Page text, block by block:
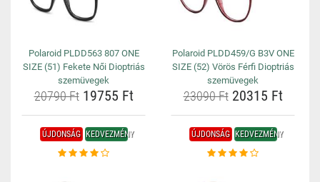
Polaroid PLDD563 807 ONE
SIZE (51) Fekete Női Dioptriás
szemüvegek
20790 Ft19755 Ft
Polaroid PLDD459/G B3V ONE
SIZE (52) Vörös Férfi Dioptriás
szemüvegek
23090 Ft20315 Ft
ÚJDONSÁG KEDVEZMÉNY ÚJDONSÁG KEDVEZMÉNY